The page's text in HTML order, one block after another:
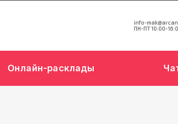
info-
ПН-ПТ 10:00-
Онлайн-расклады